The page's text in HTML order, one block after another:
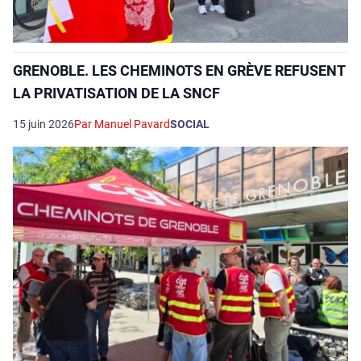
GRENOBLE. LES CHEMINOTS EN GRÈVE REFUSENT
LA PRIVATISATION DE LA SNCF
15 juin 2026Par Manuel PavardSOCIAL